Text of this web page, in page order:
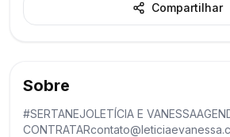
Compartilhar
Sobre
#SERTANEJOLETÍCIA E